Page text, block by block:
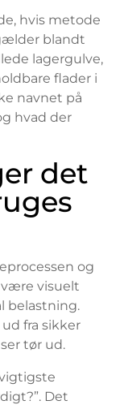
hvis metode
blandt
lagergulve,
flader i
navnet på
hvad der
det
og
visuelt
belastning.
fra sikker
tør ud.
Det